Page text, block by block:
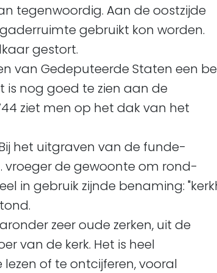
tegenwoordig. Aan de oostzijde
gebruikt kon worden.
gestort.
van Gedeputeerde Staten een
is nog goed te zien aan de
ziet men op het dak van het
het uitgraven van de funde-
vroeger de gewoonte om rond-
in gebruik zijnde benaming:
zeer oude zerken, uit de
van de kerk. Het is heel
of te ontcijferen, vooral